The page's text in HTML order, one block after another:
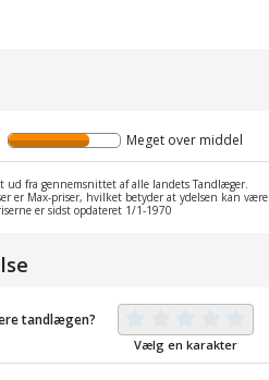
Meget over middel
ud fra gennemsnittet af alle landets Tandlæger.
er Max-priser, hvilket betyder at ydelsen kan være
er sidst opdateret 1/1-1970
tandlægen?
Vælg en karakter